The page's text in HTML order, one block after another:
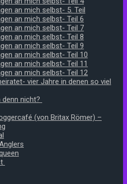
an mich selbst- 5. Teil
an mich selbst- Teil 6
an mich selbst- Teil 7
an mich selbst- Teil 8
an mich selbst- Teil 9
an mich selbst- Teil 10
an mich selbst- Teil 11
an mich selbst- Teil 12
vier Jahre in denen so viel
nicht?
(von Britax Römer) –